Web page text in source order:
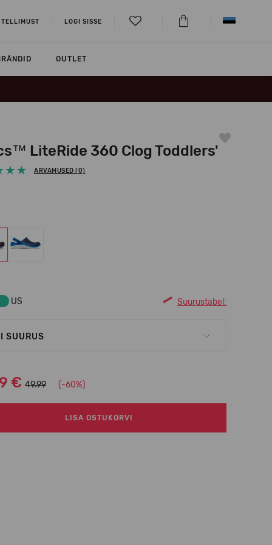
LOGI SISSE
OUTLET
LiteRide 360 Clog Toddlers'
ARVAMUSED (0)
US Suurustabel:
SUURUS
€ 49.99 (-60%)
LISA OSTUKORVI